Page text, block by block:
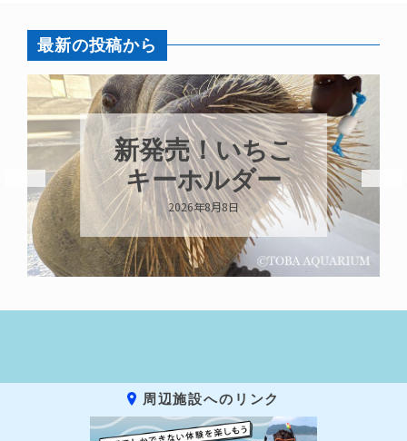
最新の投稿から
新発売！いちこ
キーホルダー
2026年8月8日
周辺施設へのリンク